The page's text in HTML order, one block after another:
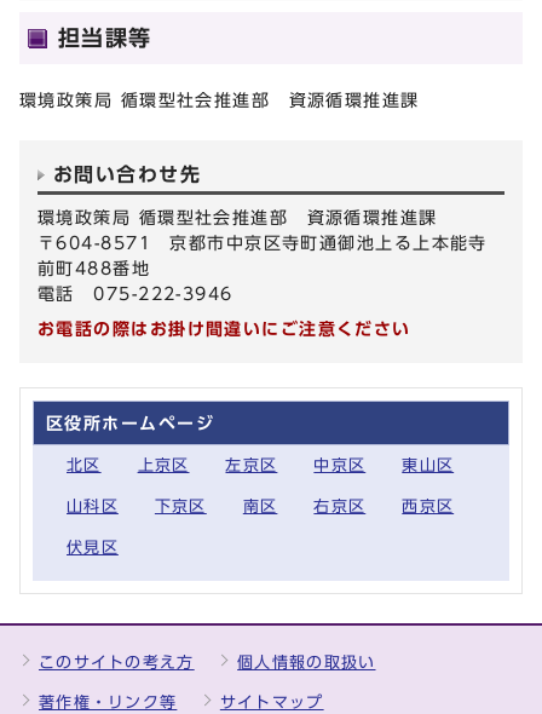
担当課等
環境政策局 循環型社会推進部 資源循環推進課
お問い合わせ先
環境政策局 循環型社会推進部 資源循環推進課
〒604-8571 京都市中京区寺町通御池上る上本能寺
前町488番地
電話 075-222-3946
お電話の際はお掛け間違いにご注意ください
区役所ホームページ
北区 上京区 左京区 中京区 東山区
山科区 下京区 南区 右京区 西京区
伏見区
このサイトの考え方 個人情報の取扱い
著作権・リンク等 サイトマップ